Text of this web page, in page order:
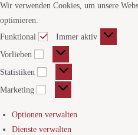
Wir verwenden Cookies, um unsere
optimieren.
Funktional
Immer aktiv
Vorlieben
Statistiken
Marketing
Optionen verwalten
Dienste verwalten